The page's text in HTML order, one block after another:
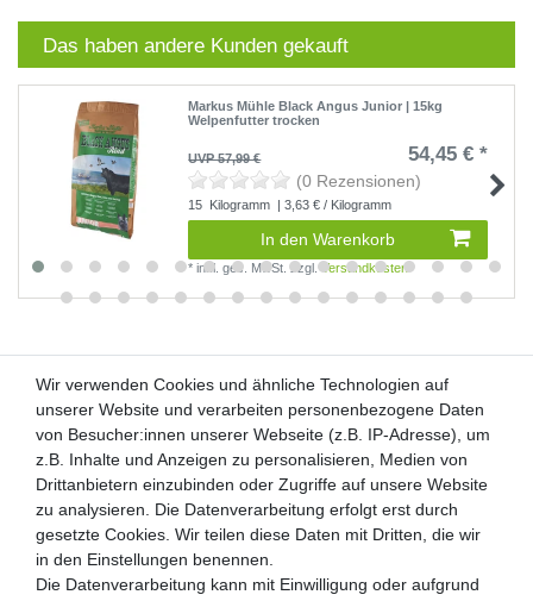
Das haben andere Kunden gekauft
Markus Mühle Black Angus Junior | 15kg
Welpenfutter trocken
UVP 57,99 € 54,45 € *
(0 Rezensionen)
15 Kilogramm | 3,63 € / Kilogramm
In den Warenkorb
*inkl. ges. MwSt. zzgl. Versandkosten
Kunden-Anfragen: info@zooheld.de
Über uns
Zahlung und Versand
Retouren
Zooheld Blog
Wir verwenden Cookies und ähnliche Technologien auf
unserer Website und verarbeiten personenbezogene Daten
von Besucher:innen unserer Webseite (z.B. IP-Adresse), um
z.B. Inhalte und Anzeigen zu personalisieren, Medien von
Drittanbietern einzubinden oder Zugriffe auf unsere Website
zu analysieren. Die Datenverarbeitung erfolgt erst durch
gesetzte Cookies. Wir teilen diese Daten mit Dritten, die wir
in den Einstellungen benennen.
Die Datenverarbeitung kann mit Einwilligung oder aufgrund
Wir verwenden Cookies und ähnliche Technologien auf
unserer Website und verarbeiten personenbezogene Daten
von Besucher:innen unserer Webseite (z.B. IP-Adresse), um
z.B. Inhalte und Anzeigen zu personalisieren, Medien von
Drittanbietern einzubinden oder Zugriffe auf unsere Website
zu analysieren. Die Datenverarbeitung erfolgt erst durch
gesetzte Cookies. Wir teilen diese Daten mit Dritten, die wir
in den Einstellungen benennen.
Die Datenverarbeitung kann mit Einwilligung oder aufgrund